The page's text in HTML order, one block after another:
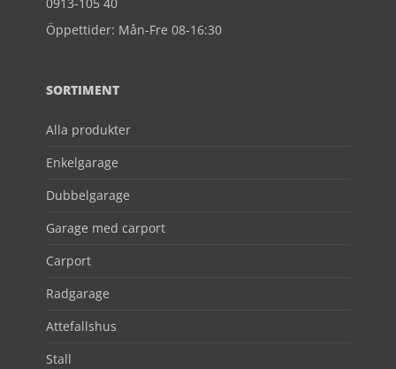
Öppettider: Mån-Fre 08-16:30
SORTIMENT
Alla produkter
Enkelgarage
Dubbelgarage
Garage med carport
Carport
Radgarage
Attefallshus
Stall